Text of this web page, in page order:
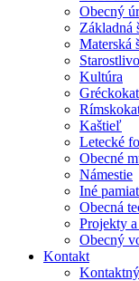
Obecný
Základná
Materská
Kultúra
Kaštieľ
Letecké
Obecné
Námestie
Iné
Obecná
Projekty
Obecný
Kontakt